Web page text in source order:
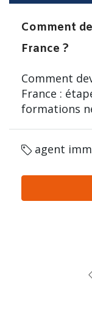
Comment
France ?
Comment
France :
formations
agent